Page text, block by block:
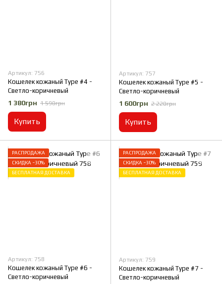
Артикул: 756
Кошелек кожаный Type #4 -
Светло-коричневый
1 380грн 1 590грн
Купить
Артикул: 757
Кошелек кожаный Type #5 -
Светло-коричневый
1 600грн 2 220грн
Купить
РАСПРОДАЖА
СКИДКА −30%
БЕСПЛАТНАЯ ДОСТАВКА
Артикул: 758
Кошелек кожаный Type #6 -
Светло-коричневый
РАСПРОДАЖА
СКИДКА −30%
БЕСПЛАТНАЯ ДОСТАВКА
Артикул: 759
Кошелек кожаный Type #7 -
Светло-коричневый